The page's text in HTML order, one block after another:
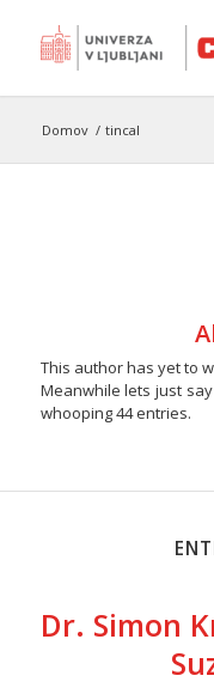
Domov / tincal
This author has yet to
Meanwhile lets just
whooping 44 entries.
Dr. Simon